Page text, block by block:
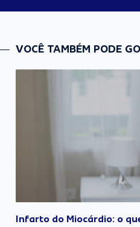
VOCÊ TAMBÉM PODE
Infarto do Miocárdio: o